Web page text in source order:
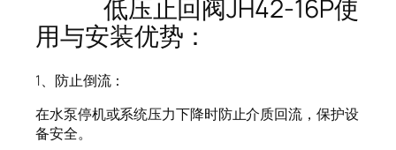
低压止回阀JH42-16P使
用与安装优势：
1、防止倒流：
在水泵停机或系统压力下降时防止介质回流，保护设
备安全。